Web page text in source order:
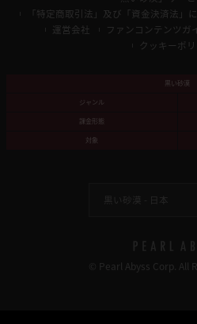
「特定商取引法」及び「資金決済法」
運営会社
ファンコンテンツガ
クッキーポ
黒い砂漠
ジャンル
課金形態
対象
黒い砂漠 - 日本
© Pearl Abyss Corp. All